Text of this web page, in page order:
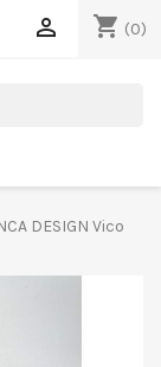
shopping_cart (0)

DESIGN Vico